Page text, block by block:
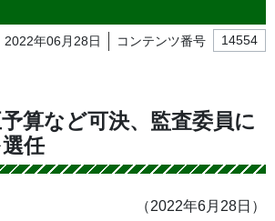
2022年06月28日 コンテンツ番号 14554
算など可決、監査委員に
任
（2022年6月28日）